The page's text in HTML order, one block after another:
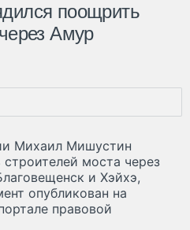
поощрить
Амур
Михаил Мишустин
моста через
и Хэйхэ,
опубликован на
правовой